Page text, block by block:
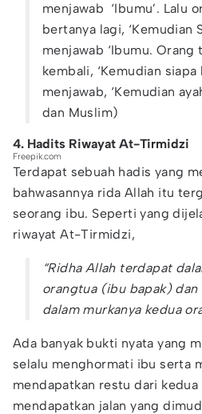
menjawab ‘Ibumu’. Lalu
bertanya lagi, ‘Kemudian
menjawab ‘Ibumu.
kembali, ‘Kemudian siapa
menjawab, ‘Kemudian
dan Muslim)
4. Hadits Riwayat At-Tirmidzi
Freepik.com
Terdapat sebuah hadis yang
bahwasannya rida Allah itu
seorang ibu. Seperti yang
riwayat At-Tirmidzi,
“Ridha Allah terdapat
orangtua (ibu bapak)
dalam murkanya kedua
Ada banyak bukti nyata yang
selalu menghormati ibu serta
mendapatkan restu dari kedua
mendapatkan jalan yang